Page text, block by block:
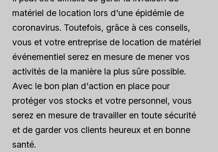
matériel de location lors d'une épidémie de
coronavirus. Toutefois, grâce à ces conseils,
vous et votre entreprise de location de matériel
événementiel serez en mesure de mener vos
activités de la manière la plus sûre possible.
Avec le bon plan d'action en place pour
protéger vos stocks et votre personnel, vous
serez en mesure de travailler en toute sécurité
et de garder vos clients heureux et en bonne
santé.